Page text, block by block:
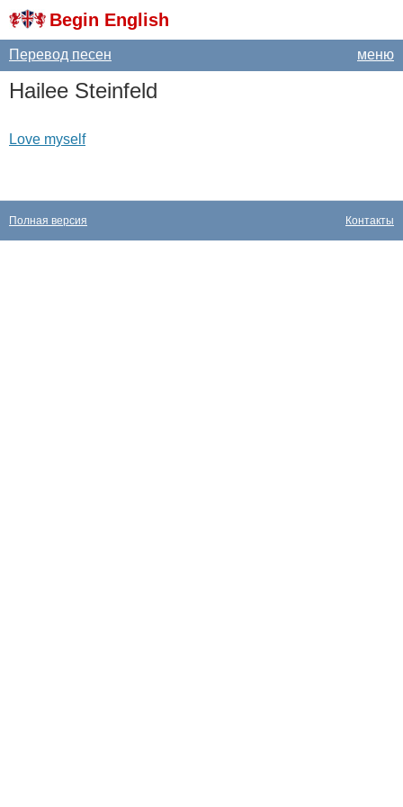
Begin English
меню
Перевод песен
Hailee Steinfeld
Love myself
Контакты
Полная версия